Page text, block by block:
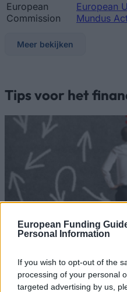
European Funding
Personal Information
If you wish to opt-out of the
processing of your personal
targeted advertising by us,
European
Commission
European
Mundus
Meer bekijken
Tips voor het
Financing tips
The 11 Biggest
Gepubliceerd 12 aug 2014